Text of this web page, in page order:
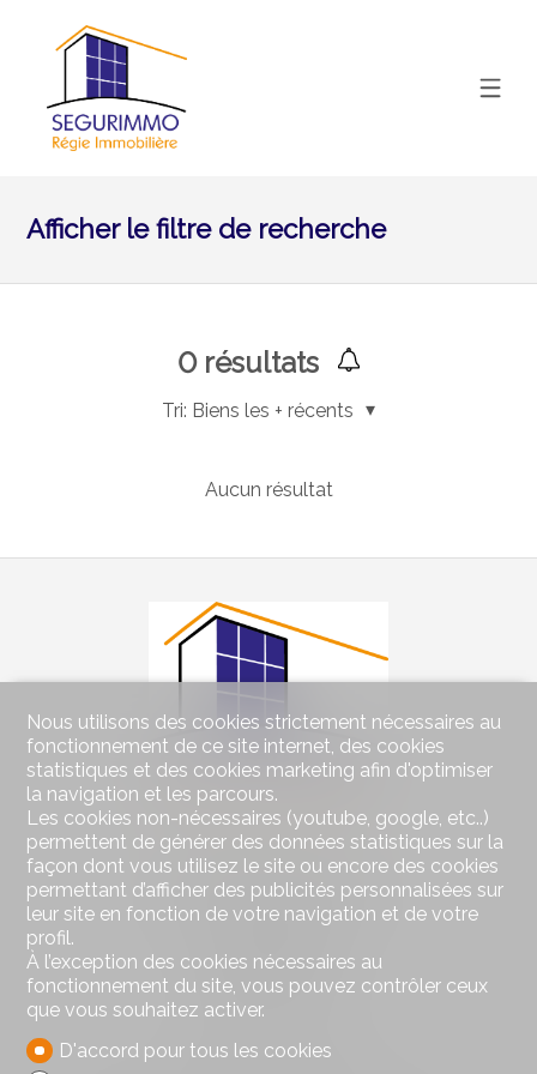
Afficher le filtre de recherche
0résultats
Tri: Biens les + récents
Aucun résultat
Contactez-nous
Segurimmo Régie Immobilière SA
Avenue de Béthusy 60
1012 Lausanne
Tél.021/311.53.23
info@segurimmo.ch
Nous utilisons des cookies strictement nécessaires au
fonctionnement de ce site internet, des cookies
statistiques et des cookies marketing afin d'optimiser
la navigation et les parcours.
Les cookies non-nécessaires (youtube, google, etc..)
permettent de générer des données statistiques sur la
façon dont vous utilisez le site ou encore des cookies
permettant d’afficher des publicités personnalisées sur
leur site en fonction de votre navigation et de votre
profil.
À l’exception des cookies nécessaires au
fonctionnement du site, vous pouvez contrôler ceux
que vous souhaitez activer.
D'accord pour tous les cookies